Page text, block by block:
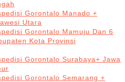
Gorontalo Manado +
Utara
Gorontalo Mamuju Dan 6
Kota Provinsi
Gorontalo Surabaya+ Jawa
Gorontalo Semarang +